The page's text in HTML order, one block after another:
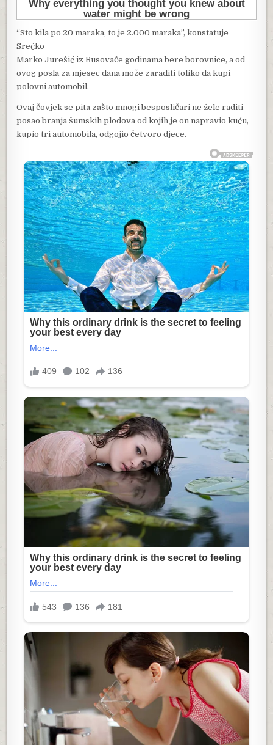
“Sto kila po 20 maraka, to je 2.000 maraka”, konstatuje
Srećko
Marko Jurešić iz Busovače godinama bere borovnice, a od
ovog posla za mjesec dana može zaraditi toliko da kupi
polovni automobil.
Ovaj čovjek se pita zašto mnogi besposličari ne žele raditi
posao branja šumskih plodova od kojih je on napravio kuću,
kupio tri automobila, odgojio četvoro djece.